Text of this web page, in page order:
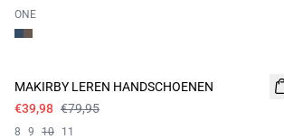
ONE
MAKIRBY LEREN HANDSCHOENEN
€39,98 €79,95
8 9 10 11